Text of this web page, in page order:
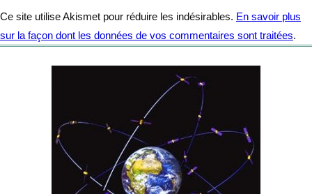
Ce site utilise Akismet pour réduire les indésirables. En savoir plus
sur la façon dont les données de vos commentaires sont traitées.